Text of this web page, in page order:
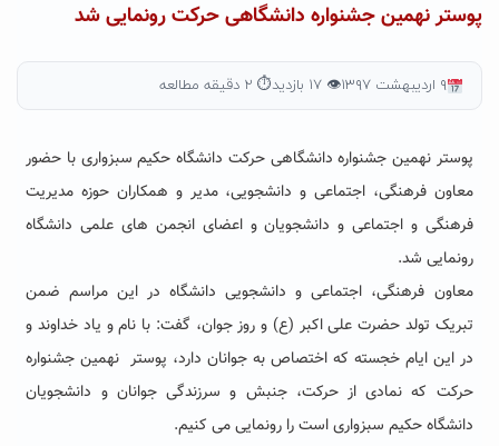
پوستر نهمین جشنواره دانشگاهی حرکت رونمایی شد
۹ اردیبهشت ۱۳۹۷ 👁 ۱۷ بازدید ⏱ ۲ دقیقه مطالعه
پوستر نهمین جشنواره دانشگاهی حرکت دانشگاه حکیم سبزواری با حضور
معاون فرهنگی، اجتماعی و دانشجویی، مدیر و همکاران حوزه مدیریت
فرهنگی و اجتماعی و دانشجویان و اعضای انجمن های علمی دانشگاه
رونمایی شد.
معاون فرهنگی، اجتماعی و دانشجویی دانشگاه در این مراسم ضمن
تبریک تولد حضرت علی اکبر (ع) و روز جوان، گفت: با نام و یاد خداوند و
در این ایام خجسته که اختصاص به جوانان دارد، پوستر نهمین جشنواره
حرکت که نمادی از حرکت، جنبش و سرزندگی جوانان و دانشجویان
دانشگاه حکیم سبزواری است را رونمایی می کنیم.